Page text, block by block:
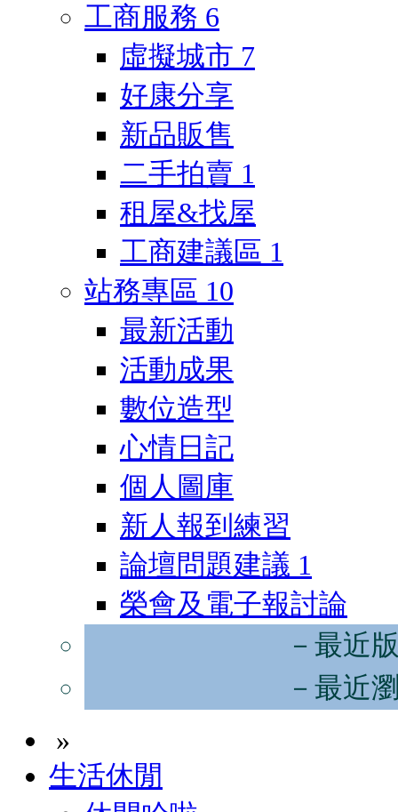
工商服務 6
虛擬城市 7
好康分享
新品販售
二手拍賣 1
租屋&找屋
工商建議區 1
站務專區 10
最新活動
活動成果
數位造型
心情日記
個人圖庫
新人報到練習
論壇問題建議 1
榮會及電子報討論
－最近
－最近
»
生活休閒